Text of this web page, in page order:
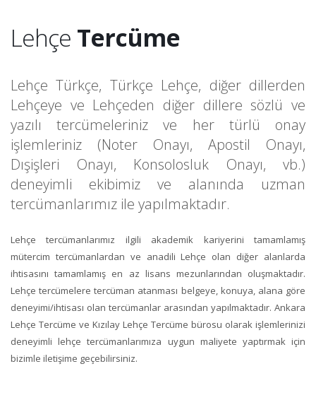
Lehçe Tercüme
Lehçe Türkçe, Türkçe Lehçe, diğer dillerden
Lehçeye ve Lehçeden diğer dillere sözlü ve
yazılı tercümeleriniz ve her türlü onay
işlemleriniz (Noter Onayı, Apostil Onayı,
Dışişleri Onayı, Konsolosluk Onayı, vb.)
deneyimli ekibimiz ve alanında uzman
tercümanlarımız ile yapılmaktadır.
Lehçe tercümanlarımız ilgili akademik kariyerini tamamlamış
mütercim tercümanlardan ve anadili Lehçe olan diğer alanlarda
ihtisasını tamamlamış en az lisans mezunlarından oluşmaktadır.
Lehçe tercümelere tercüman atanması belgeye, konuya, alana göre
deneyimi/ihtisası olan tercümanlar arasından yapılmaktadır. Ankara
Lehçe Tercüme ve Kızılay Lehçe Tercüme bürosu olarak işlemlerinizi
deneyimli lehçe tercümanlarımıza uygun maliyete yaptırmak için
bizimle iletişime geçebilirsiniz.